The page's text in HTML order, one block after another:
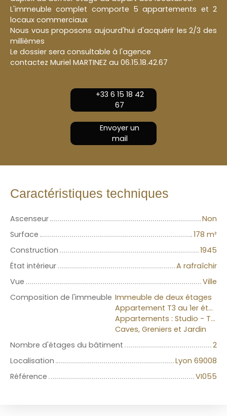
L'immeuble complet comporte 5 appartements et 2
locaux commerciaux
Nous vous proposons aujourd'hui d'acquérir les 2/3 des
millièmes
Le dossier sera consultable à l'agence
contactez Muriel MARTINEZ au 06.15.18.42.67
+33 6 15 18 42
67
Envoyer un
mail
Caractéristiques techniques
Ascenseur
Non
Surface
178 m²
Construction
1945
État intérieur
A rafraîchir
Vue
Ville
Composition de l'immeuble Immeuble de deux étages
Appartement T3 au 1er étage
Appartements : Studio - T2 et T3 au 2ème et dernier étage.
Caves, Greniers et Jardin
Nombre d'étages du bâtiment
2
Localisation
Lyon 69008
Référence
VI055